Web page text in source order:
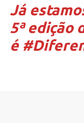
Já
5ª edição
é